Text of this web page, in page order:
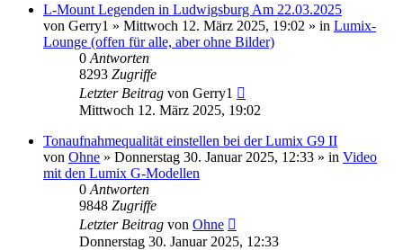
L-Mount Legenden in Ludwigsburg Am 22.03.2025
von Gerry1 » Mittwoch 12. März 2025, 19:02 » in Lumix-
Lounge (offen für alle, aber ohne Bilder)
0 Antworten
8293 Zugriffe
Letzter Beitrag von Gerry1
Mittwoch 12. März 2025, 19:02
Tonaufnahmequalität einstellen bei der Lumix G9 II
von Ohne » Donnerstag 30. Januar 2025, 12:33 » in Video
mit den Lumix G-Modellen
0 Antworten
9848 Zugriffe
Letzter Beitrag von Ohne
Donnerstag 30. Januar 2025, 12:33